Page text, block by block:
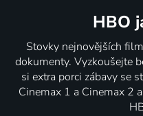
HBO
Stovky nejnovějších
dokumenty. Vyzkoušejte
si extra porci zábavy se
Cinemax 1 a Cinemax 2